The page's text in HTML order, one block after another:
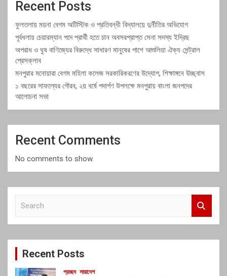
Recent Posts
ফুলতলায় ময়না বেগম অটিস্টিক ও প্রতিবন্ধী বিদ্যালয়ে দুর্নীতির অভিযোগ
পূর্বধলায় চেয়ারম্যান পদে প্রার্থী হতে চান অবসরপ্রাপ্ত সেনা সদস্য ইদ্রিছ
অপরাধ ও ঘুষ বাণিজ্যের বিরুদ্ধে সাধারণ মানুষের পাশে আশুলিয়া ঐক্য সেন্ট্রাল
প্রেসক্লাব
মনপুরার মনোয়ারা বেগম মহিলা কলেজ সরকারিকরণের উদ্যোগ, শিক্ষাঙ্গনে উচ্ছ্বাস
১ বছরের সাফল্যের গৌরব, ২য় বর্ষে পদার্পণ উপলক্ষে মনপুরায় বাংলা জনপদের
আলোচনা সভা
Recent Comments
No comments to show.
c
Recent Posts
প্রচ্ছদ সারাদেশ